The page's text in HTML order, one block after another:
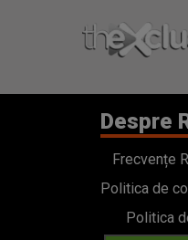
Despre
Frecvențe
Politica de
Politica